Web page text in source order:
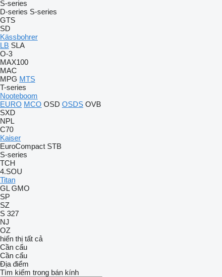
S-series
D-series S-series
GTS
SD
Kässbohrer
LB SLA
O-3
MAX100
MAC
MPG MTS
T-series
Nooteboom
EURO MCO OSD OSDS OVB
SXD
NPL
C70
Kaiser
EuroCompact STB
S-series
TCH
4.SOU
Titan
GL GMO
SP
SZ
S 327
NJ
OZ
hiển thị tất cả
Cần cẩu
Cần cẩu
Địa điểm
Tìm kiếm trong bán kính